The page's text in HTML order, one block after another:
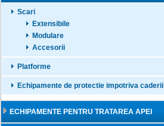
Scari
Extensibile
Modulare
Accesorii
Platforme
Echipamente de protectie impotriva caderii
ECHIPAMENTE PENTRU TRATAREA APEI